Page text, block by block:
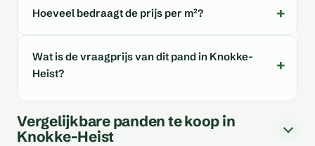
Hoeveel bedraagt de prijs per m²?
Wat is de vraagprijs van dit pand in Knokke-
Heist?
Vergelijkbare panden te koop in
Knokke-Heist